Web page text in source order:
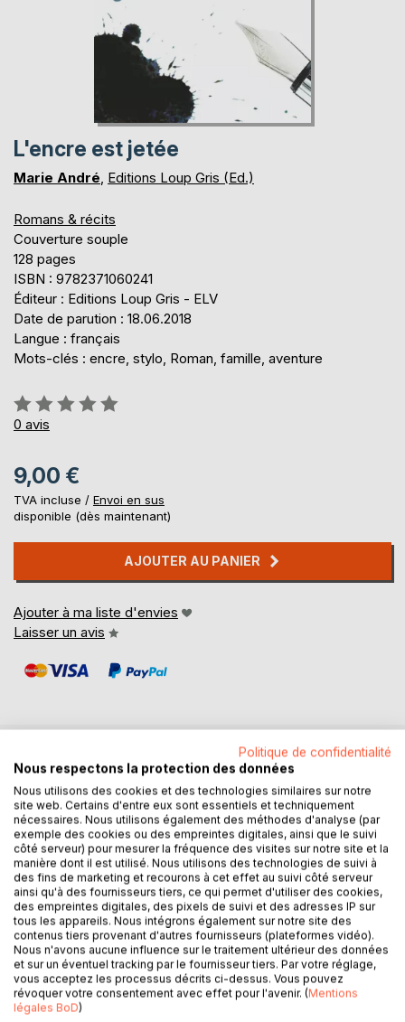
L'encre est jetée
Marie André Editions Loup Gris (Ed.)
Romans & récits
Couverture souple
128 pages
ISBN : 9782371060241
Éditeur : Editions Loup Gris - ELV
Date de parution : 18.06.2018
Langue : français
Mots-clés : encre, stylo, Roman, famille, aventure
Évaluation:
0%
0 avis
9,00 €
TVA incluse / Envoi en sus
disponible (dès maintenant)
AJOUTER AU PANIER
Ajouter à ma liste d'envies
Laisser un avis
DESCRIPTION
Hello ! Je m'appelle Quill !
Quill, la plume... Je suis un stylo, mais détrompez-vous, pas
un vulgaire crayon à encre acheté dans un supermarché.
Non, je suis un stylo de classe, un stylo aristocratique, un
stylo évolué, un stylo doté de parole, un stylo qui a quelque
chose à écrire !
Aussi, ma rencontre avec Marie ANDRE (un fichu caractère
cette nana) a-t-elle été débordante de créativité et de
complicité. Je vous invite à découvrir notre échange.
Politique de confidentialité
Nous respectons la protection des données
Nous utilisons des cookies et des technologies similaires sur notre
site web. Certains d'entre eux sont essentiels et techniquement
nécessaires. Nous utilisons également des méthodes d'analyse (par
exemple des cookies ou des empreintes digitales, ainsi que le suivi
côté serveur) pour mesurer la fréquence des visites sur notre site et la
manière dont il est utilisé. Nous utilisons des technologies de suivi à
des fins de marketing et recourons à cet effet au suivi côté serveur
ainsi qu'à des fournisseurs tiers, ce qui permet d'utiliser des cookies,
des empreintes digitales, des pixels de suivi et des adresses IP sur
tous les appareils. Nous intégrons également sur notre site des
contenus tiers provenant d'autres fournisseurs (plateformes vidéo).
Nous n'avons aucune influence sur le traitement ultérieur des données
et sur un éventuel tracking par le fournisseur tiers. Par votre réglage,
vous acceptez les processus décrits ci-dessus. Vous pouvez
révoquer votre consentement avec effet pour l'avenir. (Mentions
légales BoD)